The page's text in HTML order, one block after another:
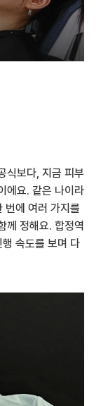
식보다, 지금 피부
에요. 같은 나이라
번에 여러 가지를
께 정해요. 합정역
속도를 보며 다